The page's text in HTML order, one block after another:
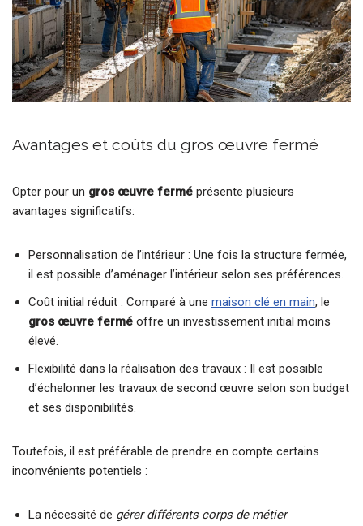
Avantages et coûts du gros œuvre fermé
Opter pour un gros œuvre fermé présente plusieurs
avantages significatifs:
Personnalisation de l’intérieur : Une fois la structure fermée,
il est possible d’aménager l’intérieur selon ses préférences.
Coût initial réduit : Comparé à une maison clé en main, le
gros œuvre fermé offre un investissement initial moins
élevé.
Flexibilité dans la réalisation des travaux : Il est possible
d’échelonner les travaux de second œuvre selon son budget
et ses disponibilités.
Toutefois, il est préférable de prendre en compte certains
inconvénients potentiels :
La nécessité de gérer différents corps de métier